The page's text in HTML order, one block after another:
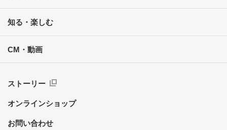
知る・楽しむ
CM・動画
ストーリー
オンラインショップ
お問い合わせ